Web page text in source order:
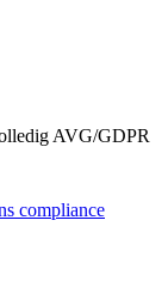
AVG/GDPR
compliance